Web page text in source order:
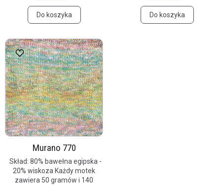
Do koszyka Do koszyka
Murano 770
Skład: 80% bawełna egipska -
20% wiskoza Każdy motek
zawiera 50 gramów i 140